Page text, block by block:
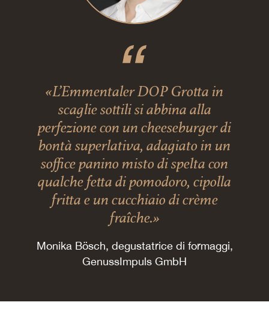
«L’Emmentaler DOP Grotta in
scaglie sottili si abbina alla
perfezione con un cheeseburger di
bontà superlativa, adagiato in un
soffice panino misto di spelta con
qualche fetta di pomodoro, cipolla
fritta e un cucchiaio di crème
fraîche.»
Monika Bösch, degustatrice di formaggi,
GenussImpuls GmbH